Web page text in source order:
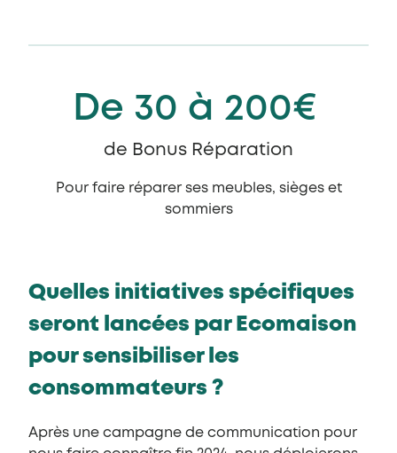
De 30 à 200€
de Bonus Réparation
Pour faire réparer ses meubles, sièges et
sommiers
Quelles initiatives spécifiques
seront lancées par Ecomaison
pour sensibiliser les
consommateurs ?
Après une campagne de communication pour